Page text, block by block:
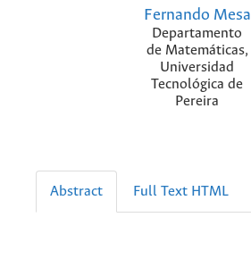
Fernando Mesa
Departamento
de Matemáticas,
Universidad
Tecnológica de
Pereira
Abstract Full Text HTML